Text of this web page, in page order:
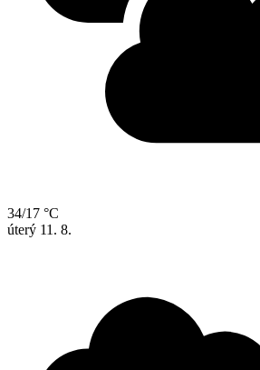
34/17 °C
úterý 11. 8.